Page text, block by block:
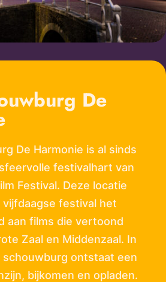
De
De Harmonie is al sinds
festivalhart van
Festival. Deze locatie
festival het
aan films die vertoond
Zaal en Middenzaal. In
ontstaat een
bijkomen en opladen.